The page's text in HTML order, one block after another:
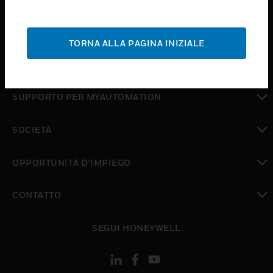
ASSISTENZA
toggle view
toggle view
SUPPORTO PER MYAUTOMATION
SOCIETÀ
OPPORTUNITÀ D’IMPIEGO
CONTATTO
SEGUI HONEYWELL
TORNA ALLA PAGINA INIZIALE